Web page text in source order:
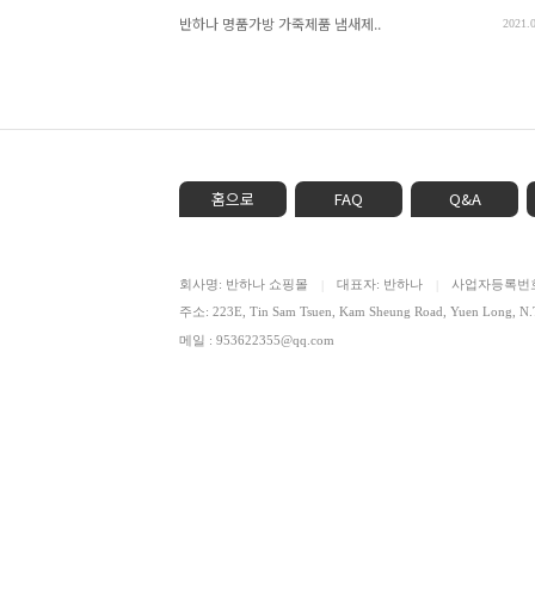
반하나 명품가방 가죽제품 냄새제..
홈으로 FAQ Q&A
회사명: 반하나 쇼핑몰 대표자: 반하나
사업자등록
주소: 223E, Tin Sam Tsuen, Kam Sheung Road, Yuen Long,
메일 : 953622355@qq.com